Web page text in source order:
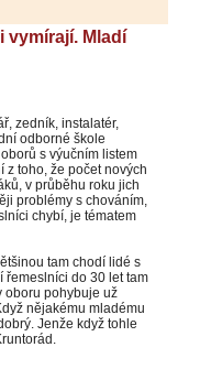
vymírají. Mladí
zedník, instalatér,
odborné škole
s výučním listem
toho, že počet nových
v průběhu roku jich
problémy s chováním,
chybí, je tématem
tam chodí lidé s
řemeslníci do 30 let tam
oboru pohybuje už
nějakému mladému
Jenže když tohle